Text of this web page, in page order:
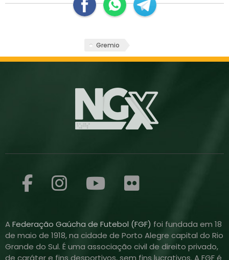
Gremio
AFederação Gaúcha de Futebol (FGF) foi fundada em 18
de maio de 1918, na cidade de Porto Alegre capital do Rio
Grande do Sul. É uma associação civil de direito privado,
de caráter e fins desportivos, sem fins lucrativos. A FGF é